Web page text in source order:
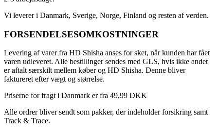
Vi leverer i Danmark, Sverige, Norge, Finland og resten af verden.
FORSENDELSESOMKOSTNINGER
Levering af varer fra HD Shisha anses for sket, når kunden har fået
varen udleveret. Alle bestillinger sendes med GLS, hvis ikke andet
er aftalt særskilt mellem køber og HD Shisha. Denne bliver
faktureret efter vægt og størrelse.
Priserne for fragt i Danmark er fra 49,99 DKK
Alle ordrer bliver sendt som pakker, der indeholder forsikring samt
Track & Trace.